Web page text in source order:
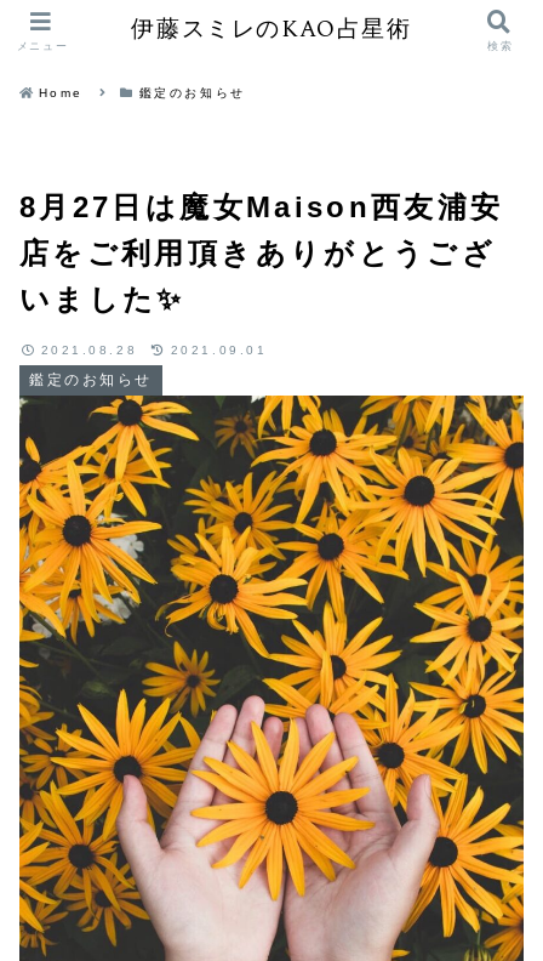
Home 鑑定のお知らせ
8月27日は魔女Maison西友浦安
店をご利用頂きありがとうござ
いました✨
鑑定のお知らせ
2021.08.28 2021.09.01
メニュー 伊藤スミレのKAO占星術 検索